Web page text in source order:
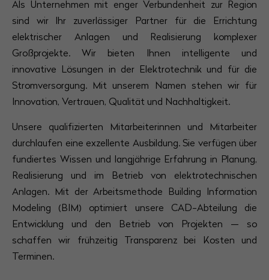
We offer support for our customers
(GMT +1)
Get in touch
376-293 City Road, Suite 600
Drop us a line
info@yourdomain.com
About us
Als Unternehmen mit enger Verbundenheit zur Region
sind wir Ihr zuverlässiger Partner für die Errichtung
elektrischer Anlagen und Realisierung komplexer
Großprojekte. Wir bieten Ihnen intelligente und
innovative Lösungen in der Elektrotechnik und für die
Stromversorgung. Mit unserem Namen stehen wir für
Innovation, Vertrauen, Qualität und Nachhaltigkeit.
Unsere qualifizierten Mitarbeiterinnen und Mitarbeiter
durchlaufen eine exzellente Ausbildung. Sie verfügen über
fundiertes Wissen und langjährige Erfahrung in Planung,
Realisierung und im Betrieb von elektrotechnischen
Anlagen. Mit der Arbeitsmethode Building Information
Modeling (BIM) optimiert unsere CAD-Abteilung die
Entwicklung und den Betrieb von Projekten — so
schaffen wir frühzeitig Transparenz bei Kosten und
Terminen.